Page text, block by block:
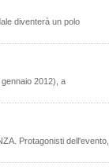
diventerà un polo
2012), a
Protagonisti dell'evento,